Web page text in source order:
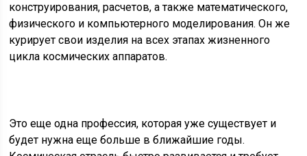
конструирования, расчетов, а также математического,
физического и компьютерного моделирования. Он же
курирует свои изделия на всех этапах жизненного
цикла космических аппаратов.
Это еще одна профессия, которая уже существует и
будет нужна еще больше в ближайшие годы.